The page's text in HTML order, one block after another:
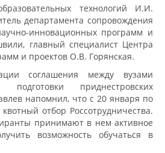
технологий И.И.
департамента сопровождения
инновационных программ и
главный специалист Центра
и проектов О.В. Горянская.
соглашения между вузами
подготовки приднестровских
напомнил, что с 20 января по
отбор Россотрудничества.
принимают в нем активное
возможность обучаться в